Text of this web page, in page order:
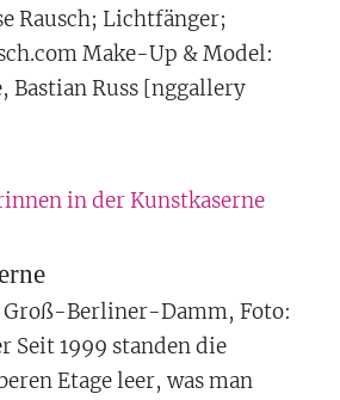
Rausch; Lichtfänger;
Make-Up & Model:
, Bastian Russ [nggallery
Groß-Berliner-Damm, Foto:
Seit 1999 standen die
Etage leer, was man